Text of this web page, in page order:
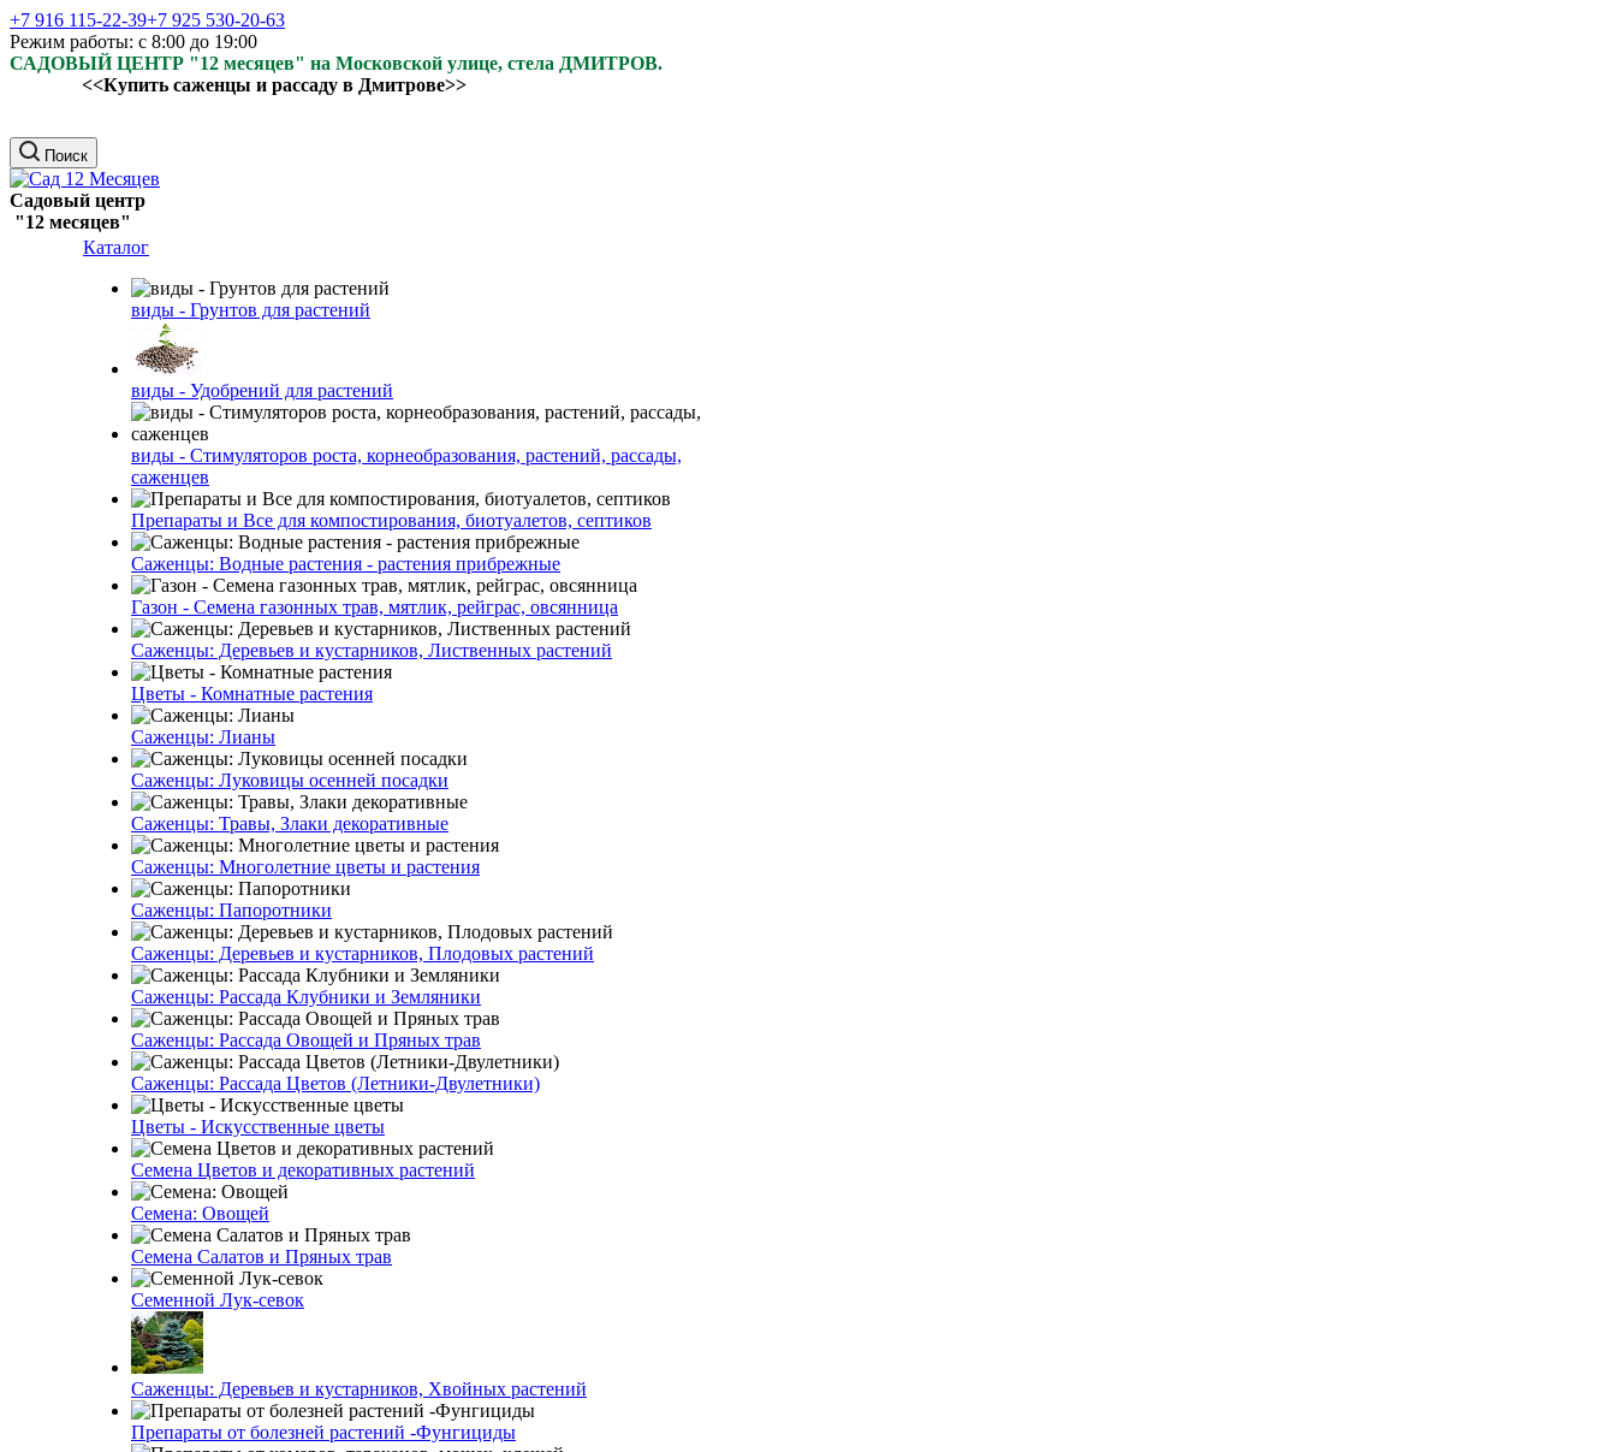
+7 916 115-22-39+7 925 530-20-63
Режим работы: с 8:00 до 19:00
САДОВЫЙ ЦЕНТР "12 месяцев" на Московской улице, стела ДМИТРОВ.
<<Купить саженцы и рассаду в Дмитрове>>
Поиск
Садовый центр
"12 месяцев"
Каталог
виды - Грунтов для растений
виды - Удобрений для растений
виды - Стимуляторов роста, корнеобразования, растений, рассады,
саженцев
Препараты и Все для компостирования, биотуалетов, септиков
Саженцы: Водные растения - растения прибрежные
Газон - Семена газонных трав, мятлик, рейграс, овсянница
Саженцы: Деревьев и кустарников, Лиственных растений
Цветы - Комнатные растения
Саженцы: Лианы
Саженцы: Луковицы осенней посадки
Саженцы: Травы, Злаки декоративные
Саженцы: Многолетние цветы и растения
Саженцы: Папоротники
Саженцы: Деревьев и кустарников, Плодовых растений
Саженцы: Рассада Клубники и Земляники
Саженцы: Рассада Овощей и Пряных трав
Саженцы: Рассада Цветов (Летники-Двулетники)
Цветы - Искусственные цветы
Семена Цветов и декоративных растений
Семена: Овощей
Семена Салатов и Пряных трав
Семенной Лук-севок
Саженцы: Деревьев и кустарников, Хвойных растений
Препараты от болезней растений -Фунгициды